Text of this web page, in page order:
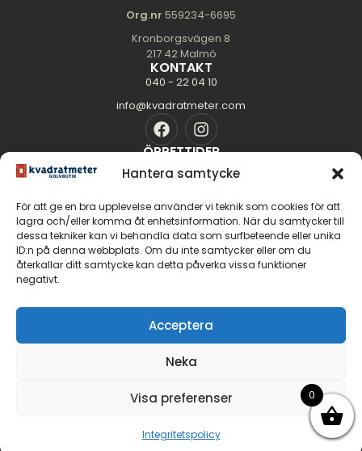
Hantera samtycke
För att ge en bra upplevelse använder vi teknik som cookies för att
lagra och/eller komma åt enhetsinformation. När du samtycker till
dessa tekniker kan vi behandla data som surfbeteende eller unika
ID:n på denna webbplats. Om du inte samtycker eller om du
återkallar ditt samtycke kan detta påverka vissa funktioner
negativt.
Acceptera
Neka
Visa preferenser
Integritetspolicy
Org.nr 559234-6695
Kronborgsvägen 8
217 42 Malmö
KONTAKT
040 - 22 04 10
info@kvadratmeter.com
ÖPPETTIDER
Mån-Tors: 10.00 - 18.00
Lördag: 11.00 - 14.00
Söndag: Stängt
SIDOR
Golvguiden
Kontakt
GOLV
Parkettgolv
© 2026 Malmö Kvadratmeter Golvbutik AB
0